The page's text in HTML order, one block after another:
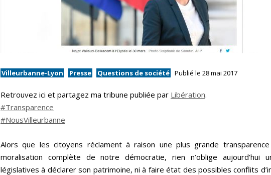
Villeurbanne-Lyon Presse Questions de société Publié le 28 mai 2017
Retrouvez ici et partagez ma tribune publiée par Libération.
#Transparence
#NousVilleurbanne
Alors que les citoyens réclament à raison une plus grande
moralisation complète de notre démocratie, rien n’oblige aujourd’hui
législatives à déclarer son patrimoine, ni à faire état des possibles conflits